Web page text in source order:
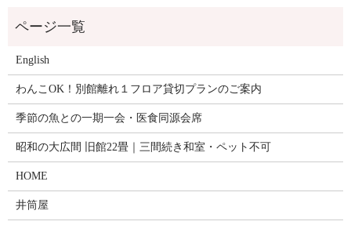
English
わんこOK！別館離れ１フロア貸切プランのご案内
季節の魚との一期一会・医食同源会席
昭和の大広間 旧館22畳｜三間続き和室・ペット不可
HOME
井筒屋